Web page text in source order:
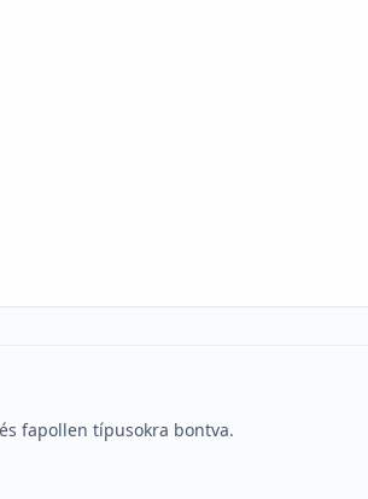
fapollen típusokra bontva.